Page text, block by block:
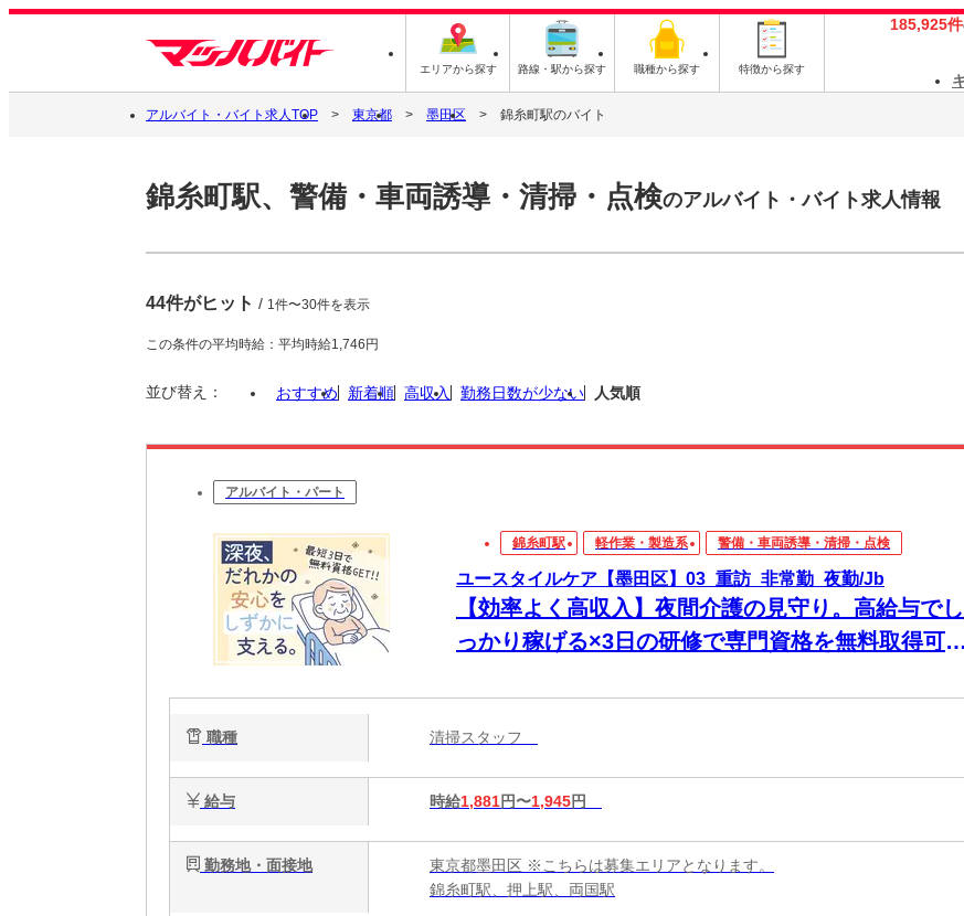
エリアから探す 路線・駅から探す 職種から探す 特徴から探す
185,925件
アルバイト・バイト求人TOP 東京都 墨田区 錦糸町駅のバイト
錦糸町駅、警備・車両誘導・清掃・点検のアルバイト・バイト求人情報
44件がヒット / 1件〜30件を表示
この条件の平均時給：平均時給1,746円
並び替え： おすすめ 新着順 高収入 勤務日数が少ない 人気順
アルバイト・パート
錦糸町駅 軽作業・製造系 警備・車両誘導・清掃・点検
ユースタイルケア【墨田区】03_重訪_非常勤_夜勤/Jb
【効率よく高収入】夜間介護の見守り。高給与でし
っかり稼げる×3日の研修で専門資格を無料取得可
職種 清掃スタッフ
給与 時給1,881円〜1,945円
勤務地・面接地
東京都墨田区 ※こちらは募集エリアとなります。
錦糸町駅、押上駅、両国駅